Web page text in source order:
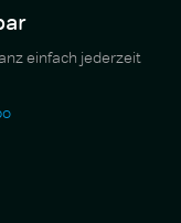
einfach jederzeit